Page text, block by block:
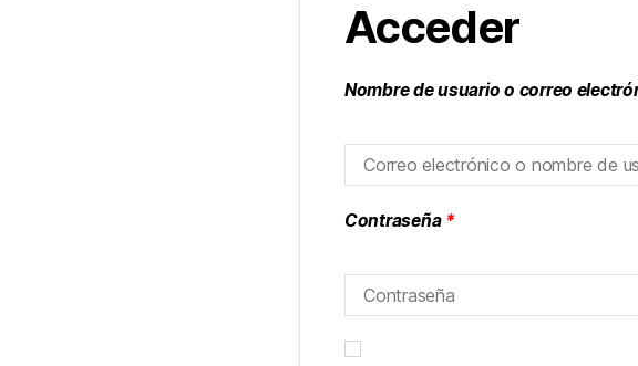
Acceder
Nombre de usuario o correo
Contraseña *